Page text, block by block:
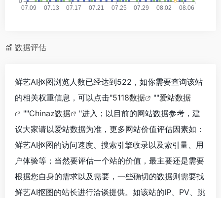
数据评估
鲜艺AI抠图浏览人数已经达到522，如你需要查询该站
的相关权重信息，可以点击"5118数据 ""爱站数据
""Chinaz数据
"进入；以目前的网站数据参考，建
议大家请以爱站数据为准，更多网站价值评估因素如：
鲜艺AI抠图的访问速度、搜索引擎收录以及索引量、用
户体验等；当然要评估一个站的价值，最主要还是需要
根据您自身的需求以及需要，一些确切的数据则需要找
鲜艺AI抠图的站长进行洽谈提供。如该站的IP、PV、跳